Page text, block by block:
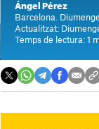
Ángel Pérez
Barcelona.
Actualitzat:
Temps de lectura: 1